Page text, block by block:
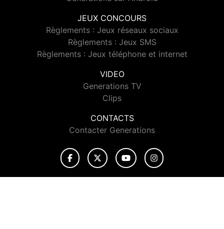
JEUX CONCOURS
Règlements : Jeux réseaux sociaux
Règlements : Jeux SMS
Règlements : Jeux téléphone et internet
VIDEO
Generations TV
Clips
CONTACTS
Contacter Generations